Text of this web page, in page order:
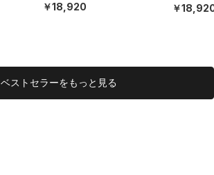
￥18,920
EX）
￥
ベストセラーをもっと見る